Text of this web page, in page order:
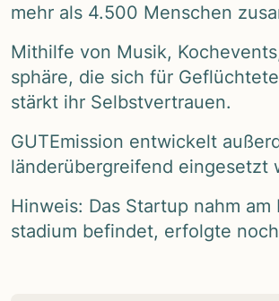
mehr als 4.500 Men­schen
Mit­hilfe von Musik,
sphäre, die sich für
stärkt ihr Selbst­ver­trauen.
GUTEmis­sion ent­wi­ckelt
län­der­über­grei­fend ein­ge­setzt
Hin­weis: Das Startup nahm
sta­dium befin­det, erfolgte